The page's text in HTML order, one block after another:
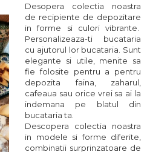
Desopera colectia noastra
de recipiente de depozitare
in forme si culori vibrante.
Personalizeaza-ti bucataria
cu ajutorul lor bucataria. Sunt
elegante si utile, menite sa
fie folosite pentru a pentru
depozita faina, zaharul,
cafeaua sau orice vrei sa ai la
indemana pe blatul din
bucataria ta.
Descopera colectia noastra
in modele si forme diferite,
combinatii surprinzatoare de